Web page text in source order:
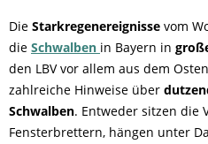
Die Starkregenereignisse vom
die Schwalben in Bayern in
den LBV vor allem aus dem
zahlreiche Hinweise über
Schwalben. Entweder sitzen die
Fensterbrettern, hängen unter